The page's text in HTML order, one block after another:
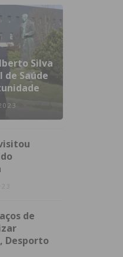
Silva
de Saúde
de
Desporto